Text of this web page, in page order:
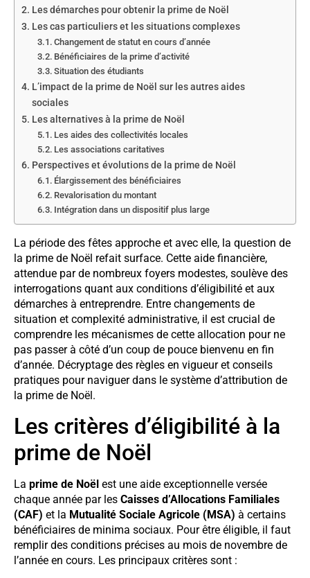
Les démarches pour obtenir la prime de Noël
Les cas particuliers et les situations complexes
Changement de statut en cours d’année
Bénéficiaires de la prime d’activité
Situation des étudiants
L’impact de la prime de Noël sur les autres aides
sociales
Les alternatives à la prime de Noël
Les aides des collectivités locales
Les associations caritatives
Perspectives et évolutions de la prime de Noël
Élargissement des bénéficiaires
Revalorisation du montant
Intégration dans un dispositif plus large
La période des fêtes approche et avec elle, la question de
la prime de Noël refait surface. Cette aide financière,
attendue par de nombreux foyers modestes, soulève des
interrogations quant aux conditions d’éligibilité et aux
démarches à entreprendre. Entre changements de
situation et complexité administrative, il est crucial de
comprendre les mécanismes de cette allocation pour ne
pas passer à côté d’un coup de pouce bienvenu en fin
d’année. Décryptage des règles en vigueur et conseils
pratiques pour naviguer dans le système d’attribution de
la prime de Noël.
Les critères d’éligibilité à la
prime de Noël
La prime de Noël est une aide exceptionnelle versée
chaque année par les Caisses d’Allocations Familiales
(CAF) et la Mutualité Sociale Agricole (MSA) à certains
bénéficiaires de minima sociaux. Pour être éligible, il faut
remplir des conditions précises au mois de novembre de
l’année en cours. Les principaux critères sont :